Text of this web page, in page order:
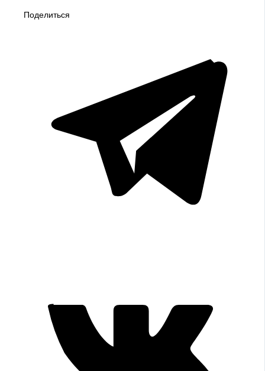
Поделиться